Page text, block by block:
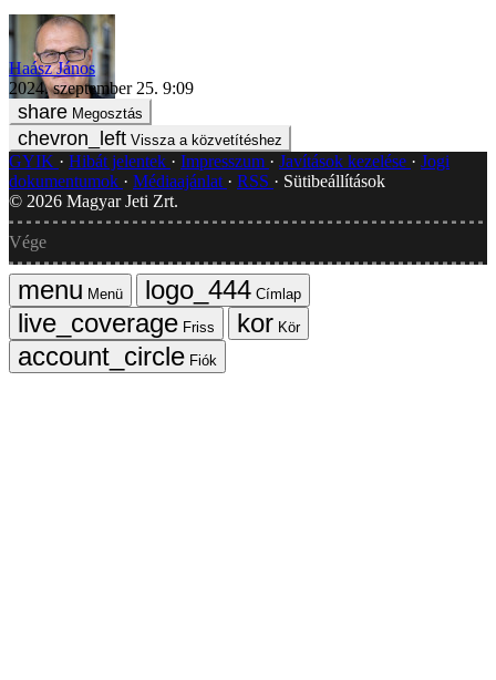
Haász János
2024. szeptember 25. 9:09
Megosztás
Vissza a közvetítéshez
GYIK Hibát jelentek Impresszum Javítások kezelése
Jogi
dokumentumok
Médiaajánlat RSS
Sütibeállítások
© 2026 Magyar Jeti Zrt.
Vége
Menü
Címlap
Friss
Kör
Fiók